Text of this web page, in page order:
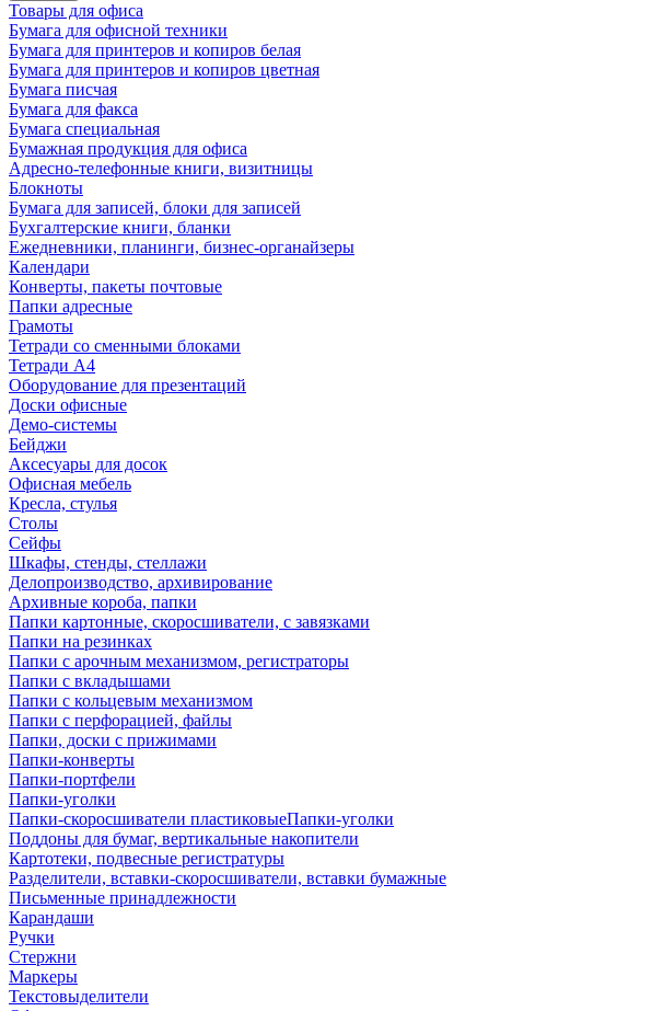
Товары для офиса
Бумага для офисной техники
Бумага для принтеров и копиров белая
Бумага для принтеров и копиров цветная
Бумага писчая
Бумага для факса
Бумага специальная
Бумажная продукция для офиса
Адресно-телефонные книги, визитницы
Блокноты
Бумага для записей, блоки для записей
Бухгалтерские книги, бланки
Ежедневники, планинги, бизнес-органайзеры
Календари
Конверты, пакеты почтовые
Папки адресные
Грамоты
Тетради со сменными блоками
Тетради А4
Оборудование для презентаций
Доски офисные
Демо-системы
Бейджи
Аксесуары для досок
Офисная мебель
Кресла, стулья
Столы
Сейфы
Шкафы, стенды, стеллажи
Делопроизводство, архивирование
Архивные короба, папки
Папки картонные, скоросшиватели, с завязками
Папки на резинках
Папки с арочным механизмом, регистраторы
Папки с вкладышами
Папки с кольцевым механизмом
Папки с перфорацией, файлы
Папки, доски с прижимами
Папки-конверты
Папки-портфели
Папки-уголки
Папки-скоросшиватели пластиковыеПапки-уголки
Поддоны для бумаг, вертикальные накопители
Картотеки, подвесные регистратуры
Разделители, вставки-скоросшиватели, вставки бумажные
Письменные принадлежности
Карандаши
Ручки
Стержни
Маркеры
Текстовыделители